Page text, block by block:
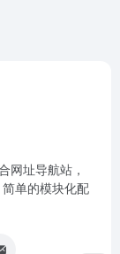
网址导航站，
单的模块化配